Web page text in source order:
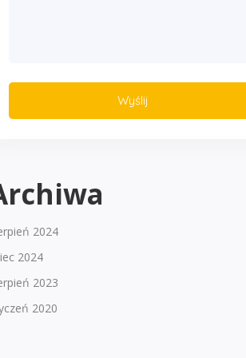
2024
2024
2023
2020